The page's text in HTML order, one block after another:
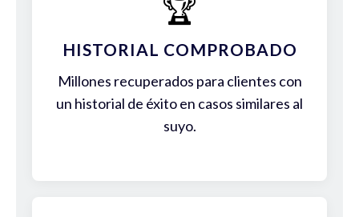
🏆
HISTORIAL COMPROBADO
Millones recuperados para clientes con
un historial de éxito en casos similares al
suyo.